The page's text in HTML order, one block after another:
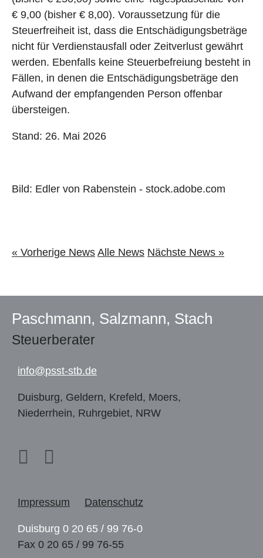
€ 9,00 (bisher € 8,00). Voraussetzung für die
Steuerfreiheit ist, dass die Entschädigungsbeträge
nicht für Verdienstausfall oder Zeitverlust gewährt
werden. Ebenfalls keine Steuerbefreiung besteht in
Fällen, in denen die Entschädigungsbeträge den
Aufwand der empfangenden Person offenbar
übersteigen.
Stand: 26. Mai 2026
Bild: Edler von Rabenstein - stock.adobe.com
« Vorherige News Alle News Nächste News »
Paschmann, Salzmann, Stach
Steuerberater
info@psst-stb.de
Duisburg, Geldern, Krefeld, Moers,
Niederrhein, Ruhrgebiet, NRW
Impressum Datenschutz
Duisburg 0 20 65 / 99 76-0
Fax 0 20 65 / 99 76-55